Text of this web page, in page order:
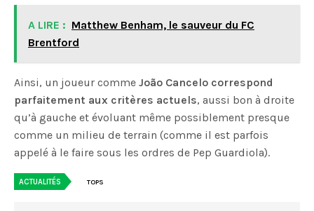
A LIRE : Matthew Benham, le sauveur du FC
Brentford
Ainsi, un joueur commeJoão Cancelo correspond
parfaitement aux critères actuels, aussi bon à droite
qu’à gauche et évoluant même possiblement presque
comme un milieu de terrain (comme il est parfois
appelé à le faire sous les ordres de Pep Guardiola).
ACTUALITÉS TOPS